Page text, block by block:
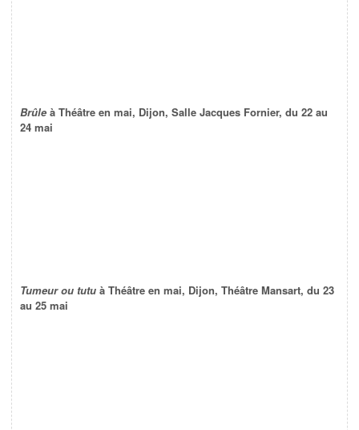
Brûle à Théâtre en mai, Dijon, Salle Jacques Fornier, du 22 au
24 mai
Tumeur ou tutu à Théâtre en mai, Dijon, Théâtre Mansart, du 23
au 25 mai